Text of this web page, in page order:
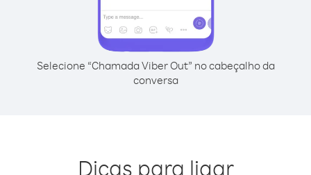
Selecione “Chamada Viber Out” no cabeçalho da
conversa
Dicas para ligar